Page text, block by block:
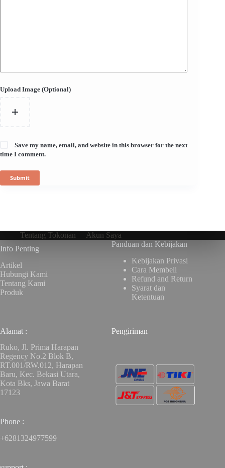
Upload Image (Optional)
Save my name, email, and website in this browser for the next
time I comment.
Submit
Tentang Tokonan
Akun Saya
Info Penting
Artikel
Hubungi Kami
Tentang Kami
Produk
Panduan dan Kebijakan
Kebijakan Privasi
Cara Membeli
Refund and Return
Syarat dan
Ketentuan
Alamat :
Ruko, Jl. Prima Harapan
Regency No.2 Blok B,
RT.001/RW.012, Harapan
Baru, Kec. Bekasi Utara,
Kota Bks, Jawa Barat
17123
Phone :
+6281324977599
Pengiriman